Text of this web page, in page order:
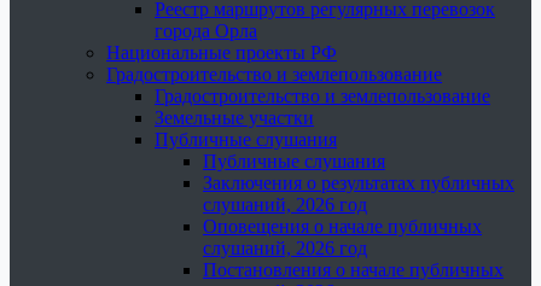
Реестр маршрутов регулярных перевозок
города Орла
Национальные проекты РФ
Градостроительство и землепользование
Градостроительство и землепользование
Земельные участки
Публичные слушания
Публичные слушания
Заключения о результатах публичных
слушаний, 2026 год
Оповещения о начале публичных
слушаний, 2026 год
Постановления о начале публичных